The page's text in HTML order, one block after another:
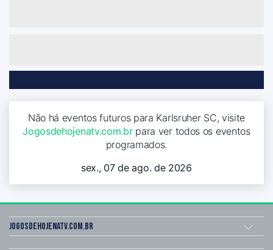
Não há eventos futuros para Karlsruher SC, visite
Jogosdehojenatv.com.brpara ver todos os eventos
programados.
sex., 07 de ago. de 2026
Jogosdehojenatv.com.br